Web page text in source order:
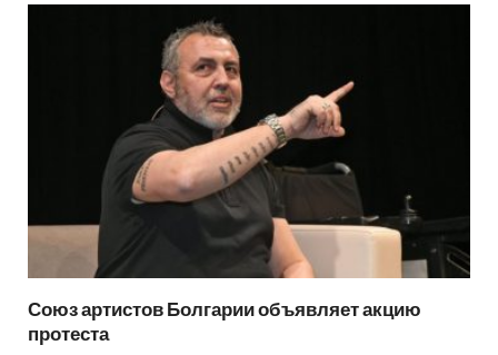
Союз артистов Болгарии объявляет акцию
протеста